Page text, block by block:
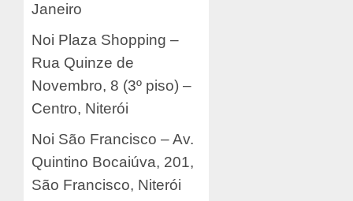
Janeiro
Noi Plaza Shopping –
Rua Quinze de
Novembro, 8 (3º piso) –
Centro, Niterói
Noi São Francisco – Av.
Quintino Bocaiúva, 201,
São Francisco, Niterói